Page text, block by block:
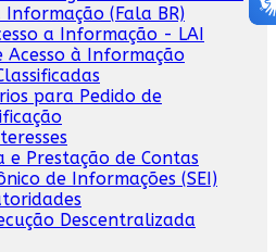
Informação (Fala BR)
a Informação - LAI
Acesso à Informação
para Pedido de
e Prestação de Contas
de Informações (SEI)
Descentralizada